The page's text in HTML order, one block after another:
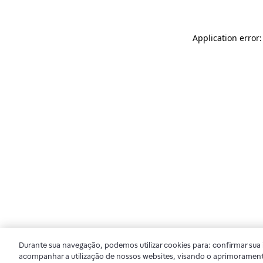
Application
Durante sua navegação, podemos utilizar cookies para: confirmar
acompanhar a utilização de nossos websites, visando o